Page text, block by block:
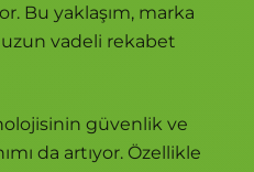
Bu yaklaşım, marka
vadeli rekabet
güvenlik ve
da artıyor. Özellikle